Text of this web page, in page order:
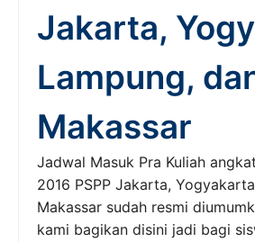
Jakarta,
Lampung,
Makassar
Jadwal Masuk Pra Kuliah
2016 PSPP Jakarta,
Makassar sudah resmi
kami bagikan disini jadi bagi